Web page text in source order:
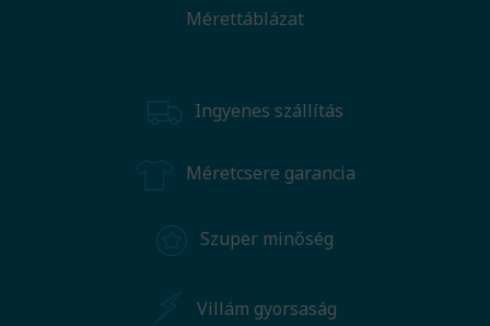
Mérettáblázat
Ingyenes szállítás
Méretcsere garancia
Szuper minőség
Villám gyorsaság